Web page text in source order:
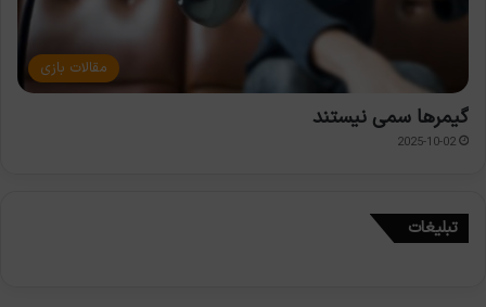
مقالات بازی
گیمرها سمی نیستند
2025-10-02
تبلیغات